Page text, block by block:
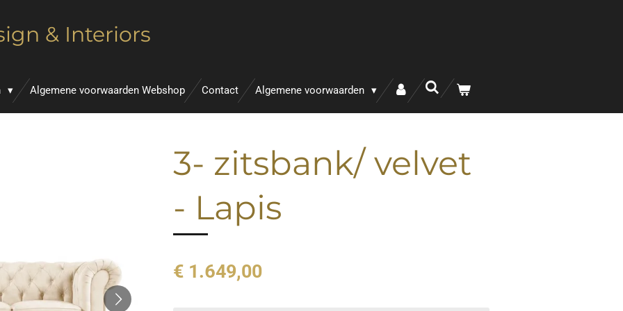
& Interiors
Algemene voorwaarden Webshop Contact Algemene voorwaarden
3- zitsbank/ velvet
- Lapis
€ 1.649,00